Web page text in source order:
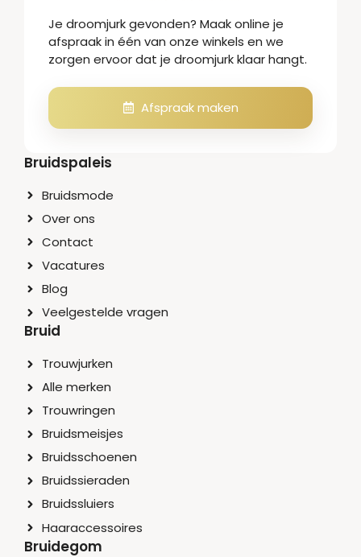
Je droomjurk gevonden? Maak online je
afspraak in één van onze winkels en we
zorgen ervoor dat je droomjurk klaar hangt.
Afspraak maken
Bruidspaleis
Bruidsmode
Over ons
Contact
Vacatures
Blog
Veelgestelde vragen
Bruid
Trouwjurken
Alle merken
Trouwringen
Bruidsmeisjes
Bruidsschoenen
Bruidssieraden
Bruidssluiers
Haaraccessoires
Bruidegom